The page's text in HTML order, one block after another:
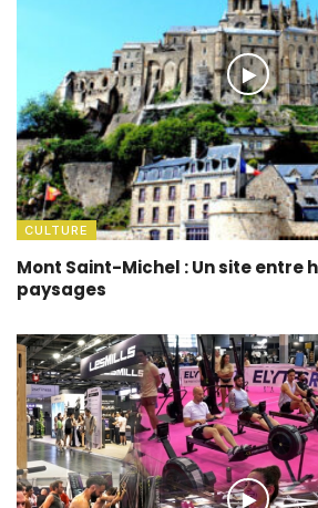
CULTURE
Mont Saint-Michel : Un site entre
paysages